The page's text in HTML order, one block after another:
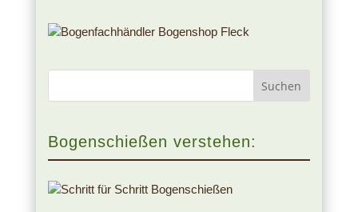
Bogenschießen verstehen: